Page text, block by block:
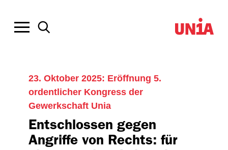
23. Oktober 2025: Eröffnung 5.
ordentlicher Kongress der
Gewerkschaft Unia
Entschlossen gegen
Angriffe von Rechts: für